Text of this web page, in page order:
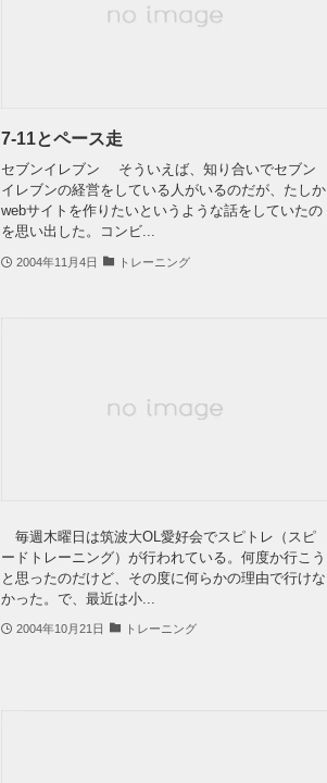
7-11とペース走
セブンイレブン そういえば、知り合いでセブン
イレブンの経営をしている人がいるのだが、たしか
webサイトを作りたいというような話をしていたの
を思い出した。コンビ...
2004年11月4日 トレーニング
毎週木曜日は筑波大OL愛好会でスピトレ（スピ
ードトレーニング）が行われている。何度か行こう
と思ったのだけど、その度に何らかの理由で行けな
かった。で、最近は小...
2004年10月21日 トレーニング